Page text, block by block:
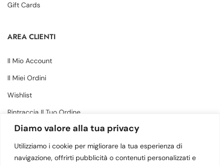
Diamo valore alla tua privacy
Utilizziamo i cookie per migliorare la tua esperienza di
navigazione, offrirti pubblicità o contenuti personalizzati e
Gift Cards
AREA CLIENTI
Il Mio Account
Il Miei Ordini
Wishlist
Rintraccia Il Tuo Ordine
CONTATTI